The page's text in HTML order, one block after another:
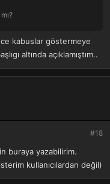
kabuslar göstermeye
altında açıklamıştım..
#18
buraya yazabilirim.
kullanıcılardan değil)